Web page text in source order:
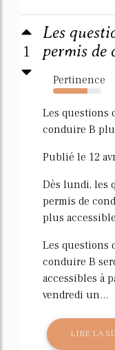
1
Les
permis de
Pertinence
72%
Les questions
conduire B
Publié le 12
Dès lundi, les
permis de
plus
Les questions
conduire B
accessibles à
vendredi un...
LIRE LA